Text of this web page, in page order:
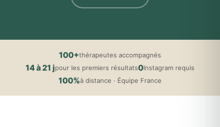
100+thérapeutes accompagnés
14 à 21 jpour les premiers résultats0Instagram requis
100%à distance · Équipe France